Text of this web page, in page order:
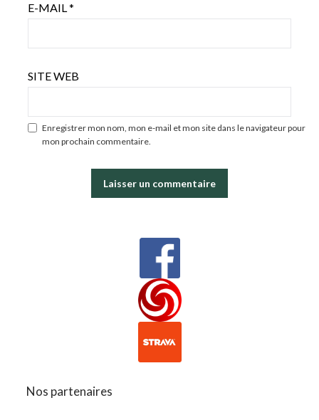
E-MAIL*
SITE WEB
Enregistrer mon nom, mon e-mail et mon site dans le navigateur pour
mon prochain commentaire.
Nos partenaires